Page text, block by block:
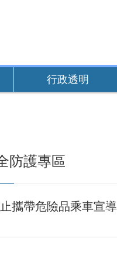
行政透明
防護專區
攜帶危險品乘車宣導